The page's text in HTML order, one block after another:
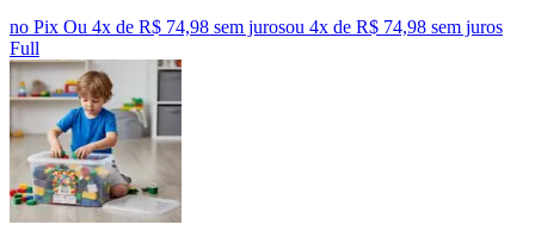
no Pix Ou 4x de R$ 74,98 sem jurosou 4x de R$ 74,98 sem juros
Full